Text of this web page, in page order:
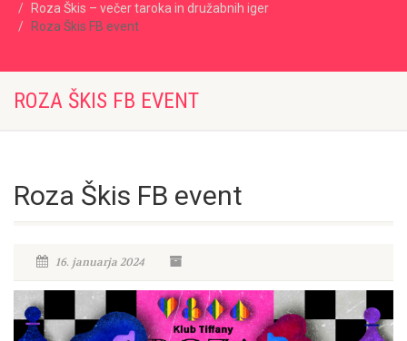
Roza Škis – večer taroka in družabnih iger
Roza Škis FB event
ROZA ŠKIS FB EVENT
Roza Škis FB event
16. januarja 2024